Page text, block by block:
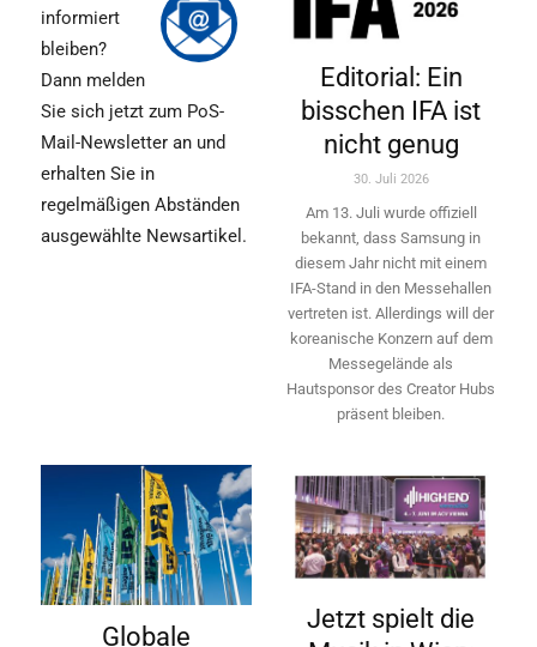
informiert
bleiben?
Dann melden
Sie sich jetzt zum PoS-
Mail-Newsletter an und
erhalten Sie in
regelmäßigen Abständen
ausgewählte Newsartikel.
Editorial: Ein
bisschen IFA ist
nicht genug
30. Juli 2026
Am 13. Juli wurde offiziell
bekannt, dass Samsung in
diesem Jahr nicht mit einem
IFA-Stand in den Messehallen
vertreten ist. Allerdings will ­der
koreanische Konzern auf dem
Messegelände als
Hautsponsor des Creator Hubs
präsent bleiben.
Globale
Jetzt spielt die